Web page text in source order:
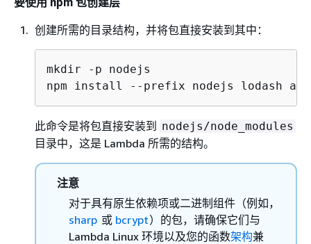
创建所需的目录结构，并将包直接安装到其中：
mkdir -p nodejs
npm install --prefix nodejs lodash
此命令是将包直接安装到 nodejs/node_modules
目录中，这是 Lambda 所需的结构。
注意
对于具有原生依赖项或二进制组件（例如，
sharp 或 bcrypt）的包，请确保它们与
Lambda Linux 环境以及您的函数架构兼